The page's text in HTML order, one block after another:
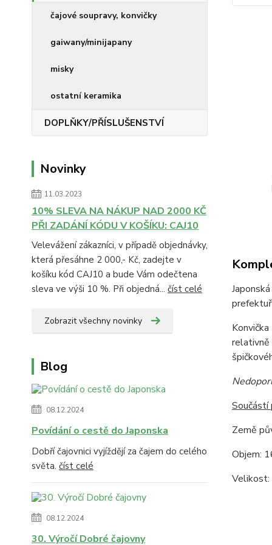
čajové soupravy, konvičky
gaiwany/minijapany
misky
ostatní keramika
DOPLŇKY/PŘÍSLUŠENSTVÍ
Novinky
11.03.2023
10% SLEVA NA NÁKUP NAD 2000 KČ
PŘI ZADÁNÍ KÓDU V KOŠÍKU: CAJ10
Velevážení zákazníci, v případě objednávky,
která přesáhne 2 000,- Kč, zadejte v
košíku kód CAJ10 a bude Vám odečtena
sleva ve výši 10 %. Při objedná... číst celé
Zobrazit všechny novinky
Blog
08.12.2024
Povídání o cestě do Japonska
Dobří čajovnici vyjíždějí za čajem do celého
světa. číst celé
08.12.2024
30. Výročí Dobré čajovny
relativně
Součástí
Země
Objem:
Velikost: